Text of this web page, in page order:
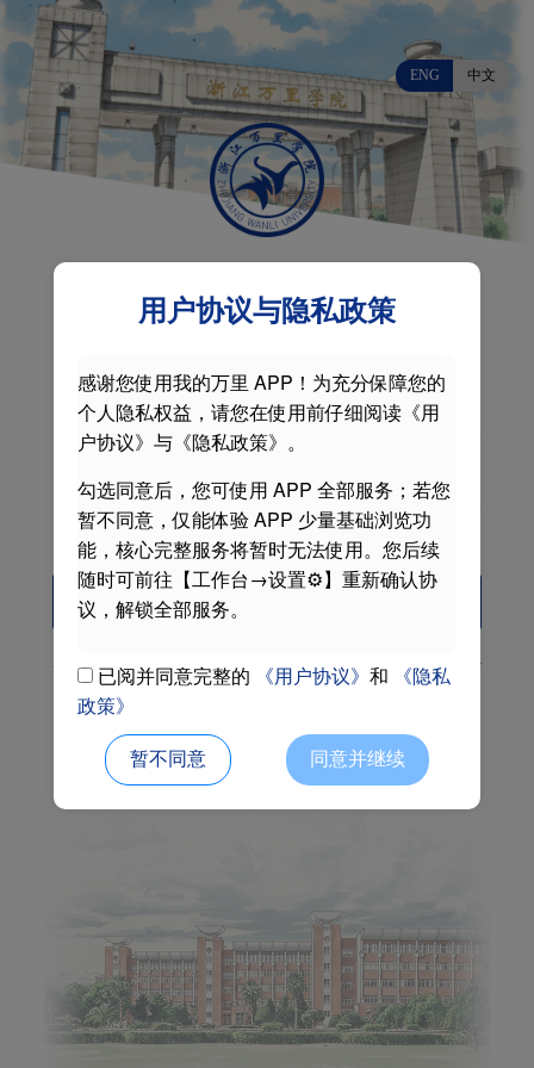
ENG 中文
阅读并同意《用户协议》和《隐私政策》
Activate Forget password 自助服务中心
用户协议与隐私政策
感谢您使用我的万里 APP！为充分保障您的
个人隐私权益，请您在使用前仔细阅读《用
户协议》与《隐私政策》。
勾选同意后，您可使用 APP 全部服务；若您
暂不同意，仅能体验 APP 少量基础浏览功
能，核心完整服务将暂时无法使用。您后续
随时可前往【工作台→设置⚙】重新确认协
议，解锁全部服务。
已阅并同意完整的 《用户协议》 和
《隐私
政策》
暂不同意 同意并继续